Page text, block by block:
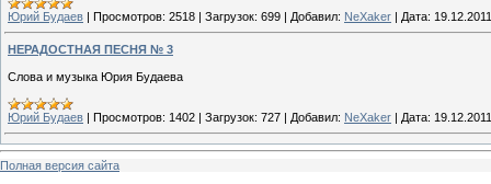
Юрий Будаев | Просмотров: 2518 | Загрузок: 699 | Добавил: NeXaker | Дата: 19.12.2011
НЕРАДОСТНАЯ ПЕСНЯ № 3
Слова и музыка Юрия Будаева
Юрий Будаев | Просмотров: 1402 | Загрузок: 727 | Добавил: NeXaker | Дата: 19.12.2011
Полная версия сайта